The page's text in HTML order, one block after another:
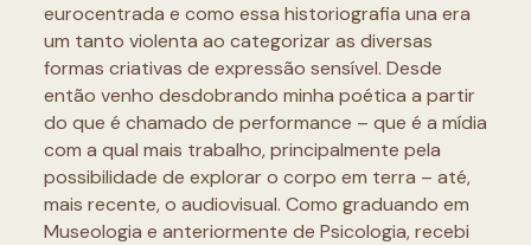
eurocentrada e como essa historiografia una era
um tanto violenta ao categorizar as diversas
formas criativas de expressão sensível. Desde
então venho desdobrando minha poética a partir
do que é chamado de performance – que é a mídia
com a qual mais trabalho, principalmente pela
possibilidade de explorar o corpo em terra – até,
mais recente, o audiovisual. Como graduando em
Museologia e anteriormente de Psicologia, recebi